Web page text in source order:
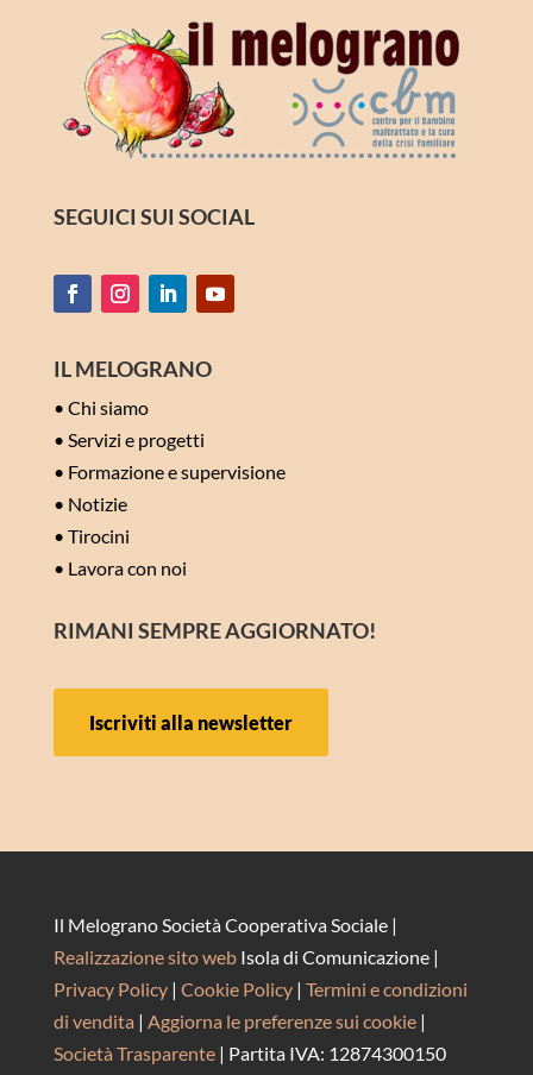
SEGUICI SUI SOCIAL
IL MELOGRANO
• Chi siamo
• Servizi e progetti
• Formazione e supervisione
• Notizie
• Tirocini
• Lavora con noi
RIMANI SEMPRE AGGIORNATO!
Iscriviti alla newsletter
Il Melograno Società Cooperativa Sociale |
Realizzazione sito web Isola di Comunicazione |
Privacy Policy | Cookie Policy | Termini e condizioni
di vendita | Aggiorna le preferenze sui cookie|
Società Trasparente | Partita IVA: 12874300150